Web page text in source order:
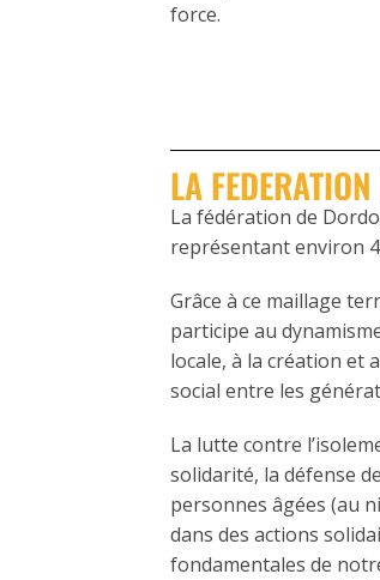
force.
LA
La fédération de
représentant environ
Grâce à ce maillage
participe au
locale, à la création et
social entre les
La lutte contre
solidarité, la défense
personnes âgées (au
dans des actions
fondamentales de